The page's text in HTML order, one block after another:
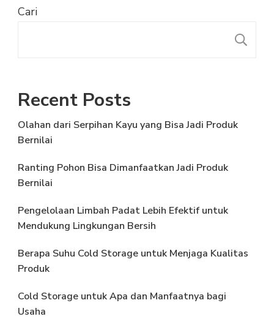
Cari
Recent Posts
Olahan dari Serpihan Kayu yang Bisa Jadi Produk
Bernilai
Ranting Pohon Bisa Dimanfaatkan Jadi Produk
Bernilai
Pengelolaan Limbah Padat Lebih Efektif untuk
Mendukung Lingkungan Bersih
Berapa Suhu Cold Storage untuk Menjaga Kualitas
Produk
Cold Storage untuk Apa dan Manfaatnya bagi
Usaha